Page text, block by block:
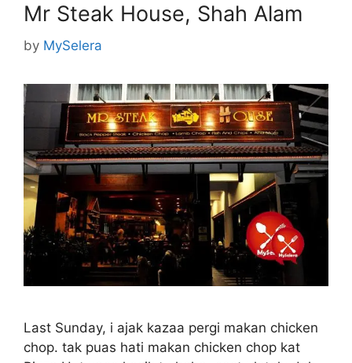
Mr Steak House, Shah Alam
by MySelera
Last Sunday, i ajak kazaa pergi makan chicken
chop. tak puas hati makan chicken chop kat